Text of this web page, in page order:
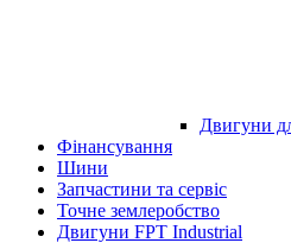
Двигуни
Фінансування
Шини
Запчастини та сервіс
Точне землеробство
Двигуни FPT Industrial